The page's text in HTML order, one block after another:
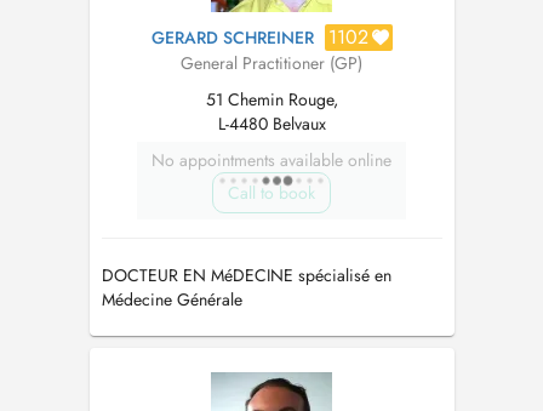
GERARD SCHREINER 1102
General Practitioner (GP)
51 Chemin Rouge,
L-4480 Belvaux
No appointments available online
Call to book
DOCTEUR EN MéDECINE spécialisé en
Médecine Générale